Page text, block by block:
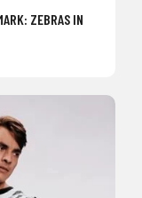
ZEBRAS IN